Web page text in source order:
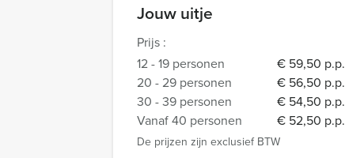
Jouw uitje
Prijs :
12 - 19 personen
€ 59,50 p.p.
20 - 29 personen
€ 56,50 p.p.
30 - 39 personen
€ 54,50 p.p.
Vanaf 40 personen
€ 52,50 p.p.
De prijzen zijn exclusief BTW